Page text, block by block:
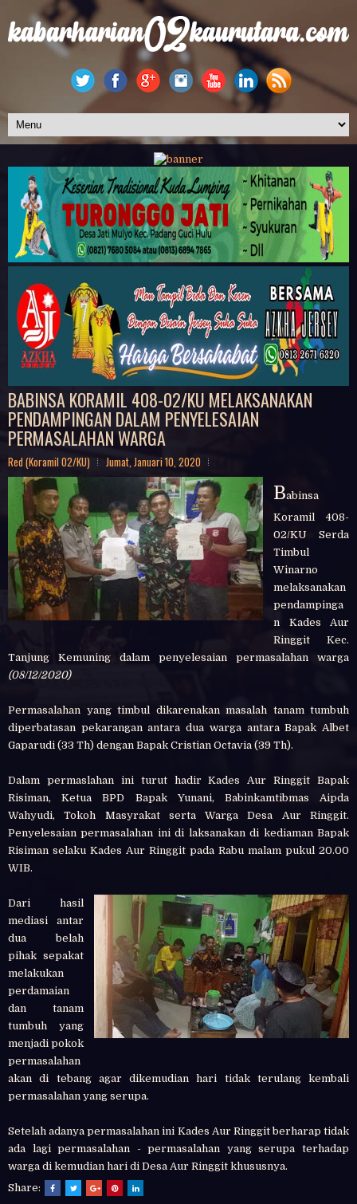
BABINSA KORAMIL 408-02/KU MELAKSANAKAN
PENDAMPINGAN DALAM PENYELESAIAN
PERMASALAHAN WARGA
Red (Koramil 02/KU) Jumat, Januari 10, 2020
Babinsa
Koramil 408-
02/KU Serda
Timbul
Winarno
melaksanakan
pendampinga
n Kades Aur
Ringgit Kec.
Tanjung Kemuning dalam penyelesaian permasalahan warga
(08/12/2020)
Permasalahan yang timbul dikarenakan masalah tanam tumbuh
diperbatasan pekarangan antara dua warga antara Bapak Albet
Gaparudi (33 Th) dengan Bapak Cristian Octavia (39 Th).
Dalam permaslahan ini turut hadir Kades Aur Ringgit Bapak
Risiman, Ketua BPD Bapak Yunani, Babinkamtibmas Aipda
Wahyudi, Tokoh Masyrakat serta Warga Desa Aur Ringgit.
Penyelesaian permasalahan ini di laksanakan di kediaman Bapak
Risiman selaku Kades Aur Ringgit pada Rabu malam pukul 20.00
WIB.
Dari hasil
mediasi antar
dua belah
pihak sepakat
melakukan
perdamaian
dan tanam
tumbuh yang
menjadi pokok
permasalahan
akan di tebang agar dikemudian hari tidak terulang kembali
permasalahan yang serupa.
Setelah adanya permasalahan ini Kades Aur Ringgit berharap tidak
ada lagi permasalahan - permasalahan yang serupa terhadap
warga di kemudian hari di Desa Aur Ringgit khususnya.
Share: